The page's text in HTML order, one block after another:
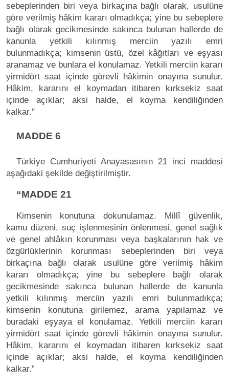
sebeplerinden biri veya birkaçına bağlı olarak, usulüne
göre verilmiş hâkim kararı olmadıkça; yine bu sebeplere
bağlı olarak gecikmesinde sakınca bulunan hallerde de
kanunla yetkili kılınmış merciin yazılı emri
bulunmadıkça; kimsenin üstü, özel kâğıtları ve eşyası
aranamaz ve bunlara el konulamaz. Yetkili merciin kararı
yirmidört saat içinde görevli hâkimin onayına sunulur.
Hâkim, kararını el koymadan itibaren kırksekiz saat
içinde açıklar; aksi halde, el koyma kendiliğinden
kalkar."
MADDE 6
Türkiye Cumhuriyeti Anayasasının 21 inci maddesi
aşağıdaki şekilde değiştirilmiştir.
“MADDE 21
Kimsenin konutuna dokunulamaz. Millî güvenlik,
kamu düzeni, suç işlenmesinin önlenmesi, genel sağlık
ve genel ahlâkın korunması veya başkalarının hak ve
özgürlüklerinin korunması sebeplerinden biri veya
birkaçına bağlı olarak usulüne göre verilmiş hâkim
kararı olmadıkça; yine bu sebeplere bağlı olarak
gecikmesinde sakınca bulunan hallerde de kanunla
yetkili kılınmış merciin yazılı emri bulunmadıkça;
kimsenin konutuna girilemez, arama yapılamaz ve
buradaki eşyaya el konulamaz. Yetkili merciin kararı
yirmidört saat içinde görevli hâkimin onayına sunulur.
Hâkim, kararını el koymadan itibaren kırksekiz saat
içinde açıklar; aksi halde, el koyma kendiliğinden
kalkar.”